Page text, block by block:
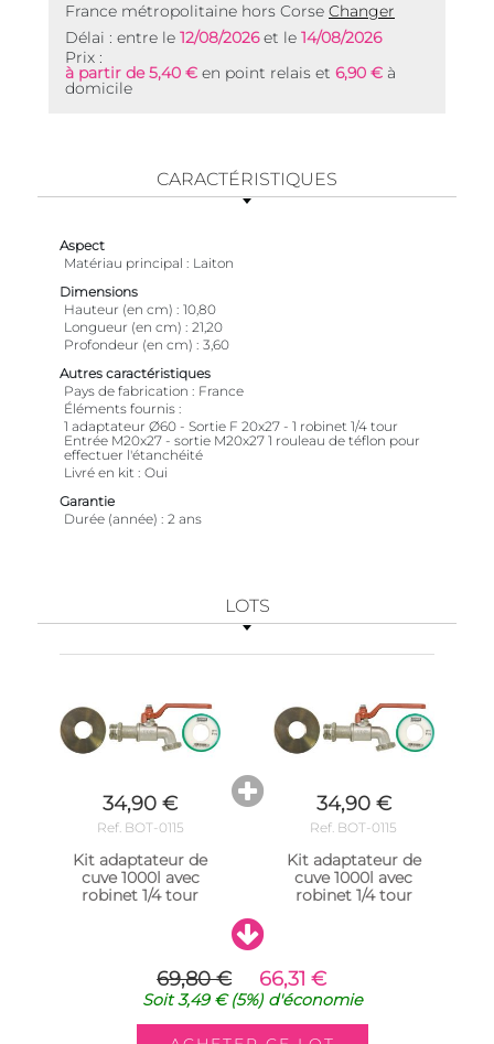
France métropolitaine hors Corse Changer
Délai : entre le 12/08/2026et le 14/08/2026
Prix :
à partir de 5,40 € en point relais et 6,90 € à
domicile
CARACTÉRISTIQUES
Aspect
Matériau principal
Laiton
Dimensions
Hauteur (en cm)
10,80
Longueur (en cm)
21,20
Profondeur (en cm)
3,60
Autres caractéristiques
Pays de fabrication
France
Éléments fournis
1 adaptateur Ø60 - Sortie F 20x27 - 1 robinet 1/4 tour
Entrée M20x27 - sortie M20x27 1 rouleau de téflon pour
effectuer l'étanchéité
Livré en kit Oui
Garantie
Durée (année)
2 ans
LOTS
34,90 €
Ref. BOT-0115
Kit adaptateur de
cuve 1000l avec
robinet 1/4 tour
34,90 €
Ref. BOT-0115
Kit adaptateur de
cuve 1000l avec
robinet 1/4 tour
69,80 € 66,31 €
Soit3,49 €(5%) d'économie